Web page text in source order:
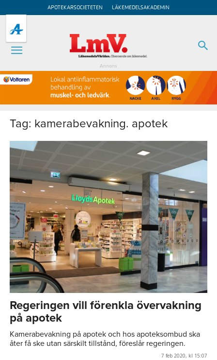
APOTEKARSOCIETETEN LÄKEMEDELSAKADEMIN
Annons
Tag: kamerabevakning. apotek
Regeringen vill förenkla övervakning
på apotek
Kamerabevakning på apotek och hos apoteksombud ska
åter få ske utan särskilt tillstånd, föreslår regeringen.
7 feb 2020, kl 15:07